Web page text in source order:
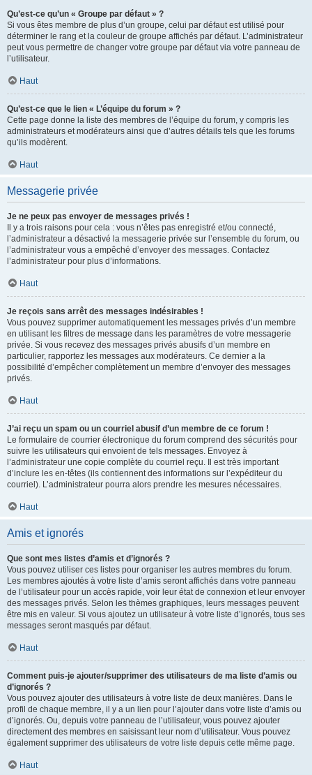
Qu’est-ce qu’un « Groupe par défaut » ?
Si vous êtes membre de plus d’un groupe, celui par défaut est utilisé pour
déterminer le rang et la couleur de groupe affichés par défaut. L’administrateur
peut vous permettre de changer votre groupe par défaut via votre panneau de
l’utilisateur.
Haut
Qu’est-ce que le lien « L’équipe du forum » ?
Cette page donne la liste des membres de l’équipe du forum, y compris les
administrateurs et modérateurs ainsi que d’autres détails tels que les forums
qu’ils modèrent.
Haut
Messagerie privée
Je ne peux pas envoyer de messages privés !
Il y a trois raisons pour cela : vous n’êtes pas enregistré et/ou connecté,
l’administrateur a désactivé la messagerie privée sur l’ensemble du forum, ou
l’administrateur vous a empêché d’envoyer des messages. Contactez
l’administrateur pour plus d’informations.
Haut
Je reçois sans arrêt des messages indésirables !
Vous pouvez supprimer automatiquement les messages privés d’un membre
en utilisant les filtres de message dans les paramètres de votre messagerie
privée. Si vous recevez des messages privés abusifs d’un membre en
particulier, rapportez les messages aux modérateurs. Ce dernier a la
possibilité d’empêcher complètement un membre d’envoyer des messages
privés.
Haut
J’ai reçu un spam ou un courriel abusif d’un membre de ce forum !
Le formulaire de courrier électronique du forum comprend des sécurités pour
suivre les utilisateurs qui envoient de tels messages. Envoyez à
l’administrateur une copie complète du courriel reçu. Il est très important
d’inclure les en-têtes (ils contiennent des informations sur l’expéditeur du
courriel). L’administrateur pourra alors prendre les mesures nécessaires.
Haut
Amis et ignorés
Que sont mes listes d’amis et d’ignorés ?
Vous pouvez utiliser ces listes pour organiser les autres membres du forum.
Les membres ajoutés à votre liste d’amis seront affichés dans votre panneau
de l’utilisateur pour un accès rapide, voir leur état de connexion et leur envoyer
des messages privés. Selon les thèmes graphiques, leurs messages peuvent
être mis en valeur. Si vous ajoutez un utilisateur à votre liste d’ignorés, tous ses
messages seront masqués par défaut.
Haut
Comment puis-je ajouter/supprimer des utilisateurs de ma liste d’amis ou
d’ignorés ?
Vous pouvez ajouter des utilisateurs à votre liste de deux manières. Dans le
profil de chaque membre, il y a un lien pour l’ajouter dans votre liste d’amis ou
d’ignorés. Ou, depuis votre panneau de l’utilisateur, vous pouvez ajouter
directement des membres en saisissant leur nom d’utilisateur. Vous pouvez
également supprimer des utilisateurs de votre liste depuis cette même page.
Haut